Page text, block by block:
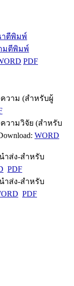
ตีพิมพ์
มตีพิมพ์
PDF
วาม (สำหรับผู้
วามวิจัย (สำหรับ
WORD
ำส่ง-สำหรับ
PDF
ำส่ง-สำหรับ
PDF